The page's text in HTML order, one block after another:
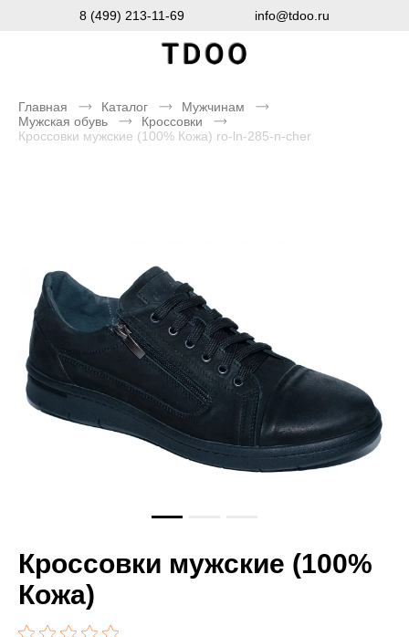
8 (499) 213-11-69 info@tdoo.ru
Главная Каталог
Мужчинам
Мужская обувь
Кроссовки
Кроссовки мужские (100% Кожа) ro-ln-285-n-cher
Кроссовки мужские (100%
Кожа)